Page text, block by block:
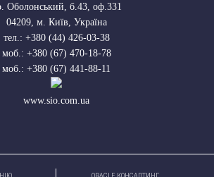
Оболонський, б.43, оф.331
04209, м. Київ, Україна
тел.: +380 (44) 426-03-38
моб.: +380 (67) 470-18-78
моб.: +380 (67) 441-88-11
www.sio.com.ua
ORACLE КОНСАЛТИНГ